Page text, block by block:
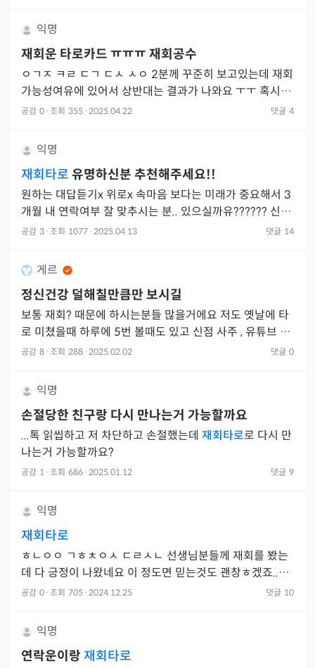
익명
재회운 타로카드 ㅠㅠㅠ 재회공수
ㅇㄱㅈ ㅋㄹ ㄷㄱ ㄷㅅ ㅅㅇ 2분께 꾸준히 보고있는데 재회
가능성여유에 있어서 상반대는 결과가 나와요 ㅜㅜ 혹시 두
분께 타로 보고 공수나 결과 맞으신분계실까요? ㅇㄱㅈ ㅋ
공감 0 · 조회 355 · 2025.04.22 댓글 4
익명
재회타로 유명하신분 추천해주세요!!
원하는 대답듣기x 위로x 속마음 보다는 미래가 중요해서 3
개월 내 연락여부 잘 맞추시는 분.. 있으실까유?????? 신타
로 신점 다 포함해서..!! ㅂㅍㄹㅈ쌤한테 봤는데 초긍정
공감 3 · 조회 1077 · 2025.04.13 댓글 14
게르
정신건강 덜해칠만큼만 보시길
보통 재회? 때문에 하시는분들 많을거에요 저도 옛날에 타
로 미쳤을때 하루에 5번 볼때도 있고 신점 사주 , 유튜브 제
너럴 리딩 하루종일 들었는데 이게 좋은 얘기나오면 희망고
공감 8 · 조회 288 · 2025.02.02 댓글 0
익명
손절당한 친구랑 다시 만나는거 가능할까요
...톡 읽씹하고 저 차단하고 손절했는데 재회타로로 다시 만
나는거 가능할까요?
공감 1 · 조회 686 · 2025.01.12 댓글 9
익명
재회타로
ㅎㄴㅇㅇ ㄱㅎㅊㅇㅅ ㄷㄹㅅㄴ 선생님분들께 재회를 봤는
데 다 긍정이 나왔네요 이 정도면 믿는것도 괜창ㅎ겠죠..?
🥹🥹 혹시 이분들께 긍정 나왔능데 재회 실패하신분 계실
공감 0 · 조회 705 · 2024.12.25 댓글 10
익명
연락운이랑 재회타로